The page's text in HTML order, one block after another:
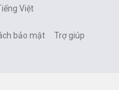
Việt
bảo mật Trợ giúp